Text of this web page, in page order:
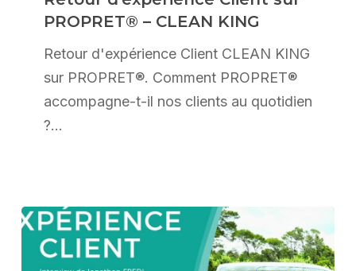
PROPRET®
KING
PROPRET® – CLEAN KING
Retour d'expérience Client CLEAN KING
sur PROPRET®. Comment PROPRET®
accompagne-t-il nos clients au quotidien
?…